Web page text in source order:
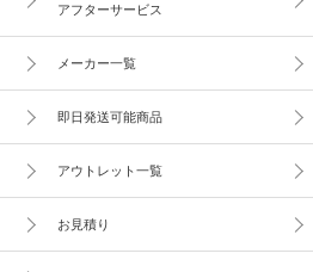
アフターサービス
メーカー一覧
即日発送可能商品
アウトレット一覧
お見積り